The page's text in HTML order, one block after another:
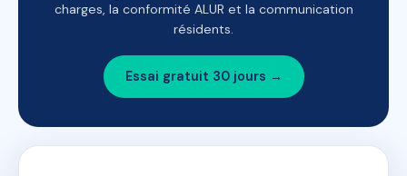
charges, la conformité ALUR et la communication
résidents.
Essai gratuit 30 jours →